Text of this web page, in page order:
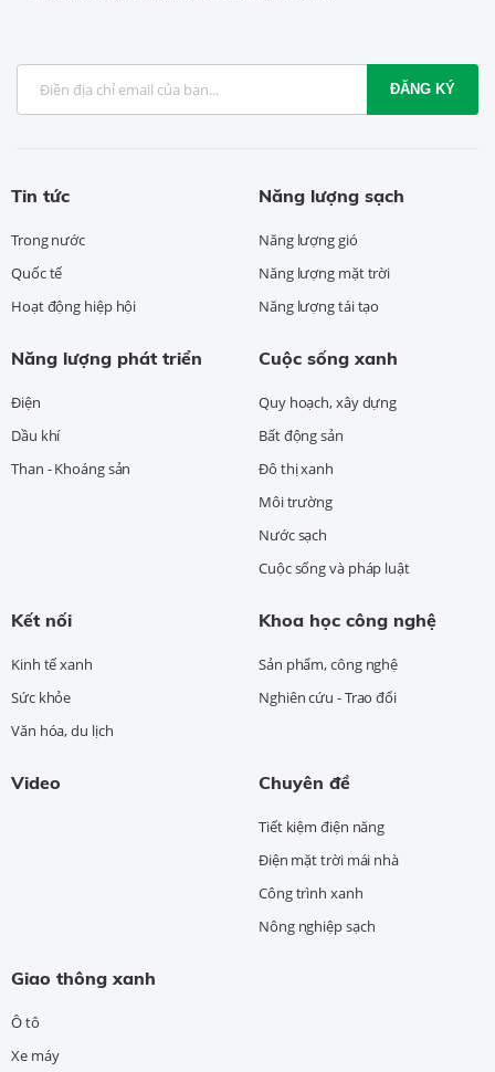
ĐĂNG KÝ
Tin tức
Trong nước
Quốc tế
Hoạt động hiệp hội
Năng lượng sạch
Năng lượng gió
Năng lượng mặt trời
Năng lượng tái tạo
Năng lượng phát triển
Điện
Dầu khí
Than - Khoáng sản
Cuộc sống xanh
Quy hoạch, xây dựng
Bất động sản
Đô thị xanh
Môi trường
Nước sạch
Cuộc sống và pháp luật
Kết nối
Kinh tế xanh
Sức khỏe
Văn hóa, du lịch
Khoa học công nghệ
Sản phẩm, công nghệ
Nghiên cứu - Trao đổi
Video Chuyên đề
Tiết kiệm điện năng
Điện mặt trời mái nhà
Công trình xanh
Nông nghiệp sạch
Giao thông xanh
Ô tô
Xe máy